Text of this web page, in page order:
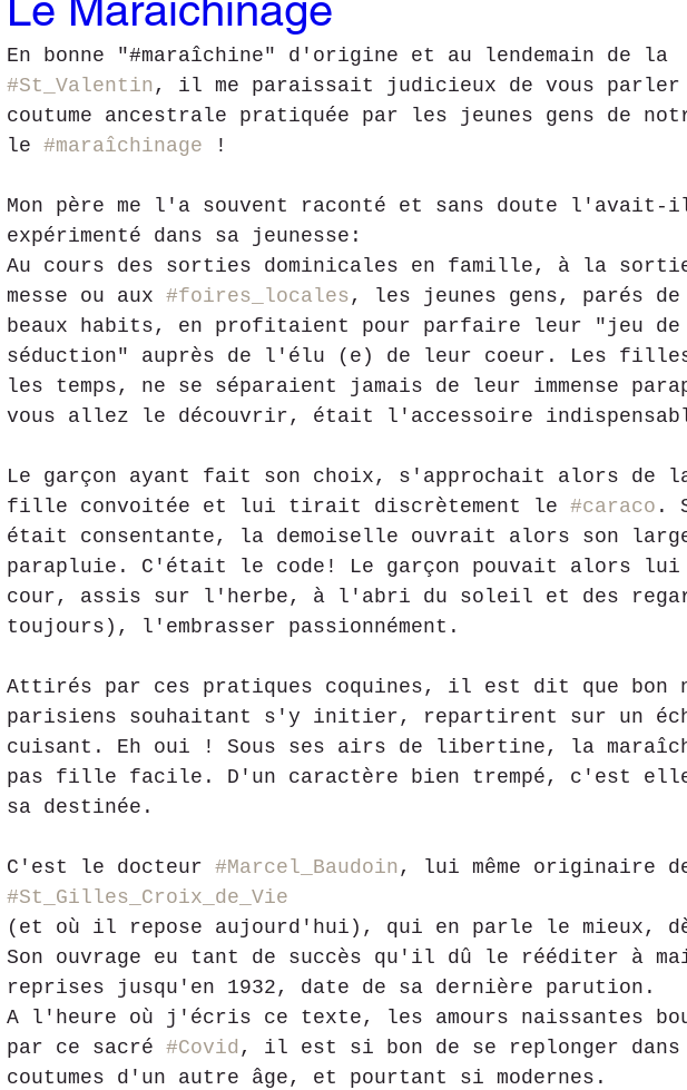
En bonne "#maraîchine" d'origine et au lendemain de la
#St_Valentin , il me paraissait judicieux de vous parler
coutume ancestrale pratiquée par les jeunes gens de
le #maraîchinage !
Mon père me l'a souvent raconté et sans doute l'avait-
expérimenté dans sa jeunesse:
Au cours des sorties dominicales en famille, à la
messe ou aux #foires_locales , les jeunes gens, parés
beaux habits, en profitaient pour parfaire leur "jeu
séduction" auprès de l'élu (e) de leur coeur. Les
les temps, ne se séparaient jamais de leur immense
vous allez le découvrir, était l'accessoire
Le garçon ayant fait son choix, s'approchait alors de
fille convoitée et lui tirait discrètement le #caraco .
était consentante, la demoiselle ouvrait alors son
parapluie. C'était le code! Le garçon pouvait alors
cour, assis sur l'herbe, à l'abri du soleil et des
toujours), l'embrasser passionnément.
Attirés par ces pratiques coquines, il est dit que bon
parisiens souhaitant s'y initier, repartirent sur un
cuisant. Eh oui ! Sous ses airs de libertine, la
pas fille facile. D'un caractère bien trempé, c'est elle
sa destinée.
C'est le docteur #Marcel_Baudoin , lui même originaire
#St_Gilles_Croix_de_Vie
(et où il repose aujourd'hui), qui en parle le mieux,
Son ouvrage eu tant de succès qu'il dû le rééditer à
reprises jusqu'en 1932, date de sa dernière parution.
A l'heure où j'écris ce texte, les amours naissantes
par ce sacré #Covid , il est si bon de se replonger dans
coutumes d'un autre âge, et pourtant si modernes.